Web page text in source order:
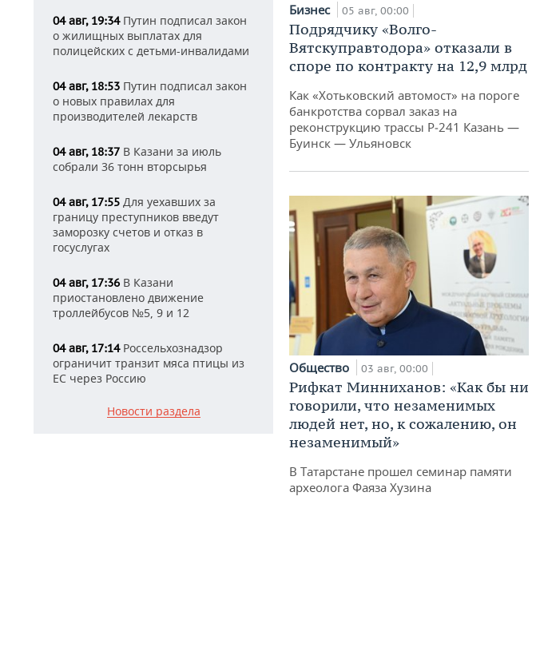
04 авг, 19:34Путин подписал закон
о жилищных выплатах для
полицейских с детьми-инвалидами
04 авг, 18:53 Путин подписал закон
о новых правилах для
производителей лекарств
04 авг, 18:37 В Казани за июль
собрали 36 тонн вторсырья
04 авг, 17:55 Для уехавших за
границу преступников введут
заморозку счетов и отказ в
госуслугах
04 авг, 17:36 В Казани
приостановлено движение
троллейбусов №5, 9 и 12
04 авг, 17:14Россельхознадзор
ограничит транзит мяса птицы из
ЕС через Россию
Новости раздела
Бизнес 05 авг, 00:00
Подрядчику «Волго-
Вятскуправтодора» отказали в
споре по контракту на 12,9 млрд
Как «Хотьковский автомост» на пороге
банкротства сорвал заказ на
реконструкцию трассы Р‑241 Казань —
Буинск — Ульяновск
Общество 03 авг, 00:00
Рифкат Минниханов: «Как бы ни
говорили, что незаменимых
людей нет, но, к сожалению, он
незаменимый»
В Татарстане прошел семинар памяти
археолога Фаяза Хузина